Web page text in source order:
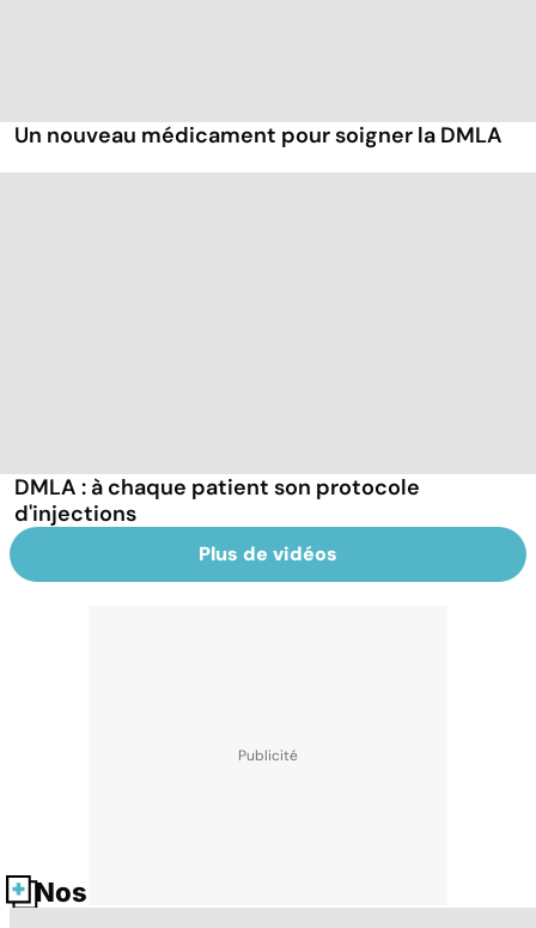
Un nouveau médicament pour soigner la DMLA
DMLA : à chaque patient son protocole
d'injections
Plus de vidéos
Nos fiches santé